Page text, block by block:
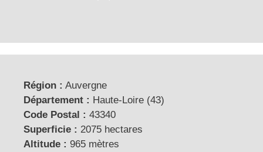
Région : Auvergne
Département : Haute-Loire (43)
Code Postal : 43340
Superficie : 2075 hectares
Altitude : 965 mètres